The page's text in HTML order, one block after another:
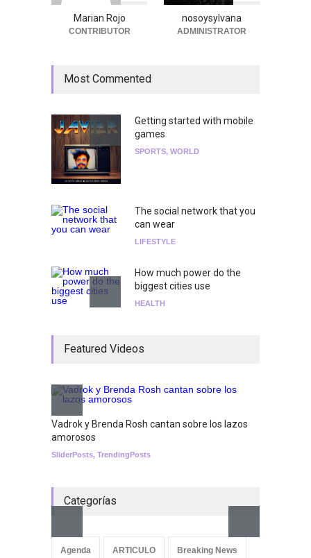
Marian Rojo
CONTRIBUTOR
nosoysylvana
ADMINISTRATOR
Most Commented
Getting started with mobile
games
SPORTS, WORLD
The social network that you
can wear
LIFESTYLE
How much power do the
biggest cities use
HEALTH
el show de Richie O'Farrill
becoming a reality
Featured Videos
Vadrok y Brenda Rosh cantan sobre los lazos
amorosos
SliderPosts, TrendingPosts
Categorías
Agenda ARTICULO Breaking News